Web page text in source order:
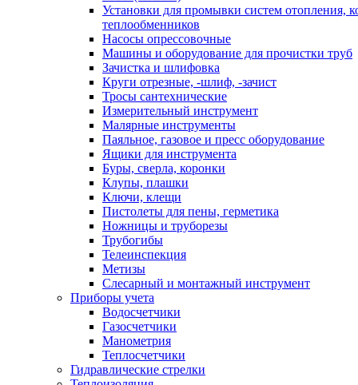
Установки для промывки систем отопления,
теплообменников
Насосы опрессовочные
Машины и оборудование для прочистки труб
Зачистка и шлифовка
Круги отрезные, -шлиф, -зачист
Тросы сантехнические
Измерительный инструмент
Малярные инструменты
Паяльное, газовое и пресс оборудование
Ящики для инструмента
Буры, сверла, коронки
Клупы, плашки
Ключи, клещи
Пистолеты для пены, герметика
Ножницы и труборезы
Трубогибы
Телеинспекция
Метизы
Слесарный и монтажный инструмент
Приборы учета
Водосчетчики
Газосчетчики
Манометрия
Теплосчетчики
Гидравлические стрелки